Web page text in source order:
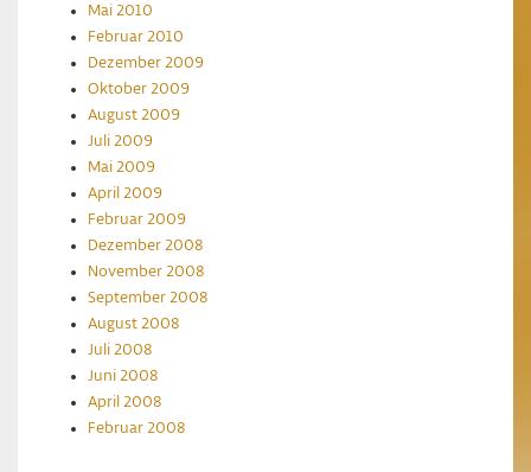
Mai 2010
Februar 2010
Dezember 2009
Oktober 2009
August 2009
Juli 2009
Mai 2009
April 2009
Februar 2009
Dezember 2008
November 2008
September 2008
August 2008
Juli 2008
Juni 2008
April 2008
Februar 2008